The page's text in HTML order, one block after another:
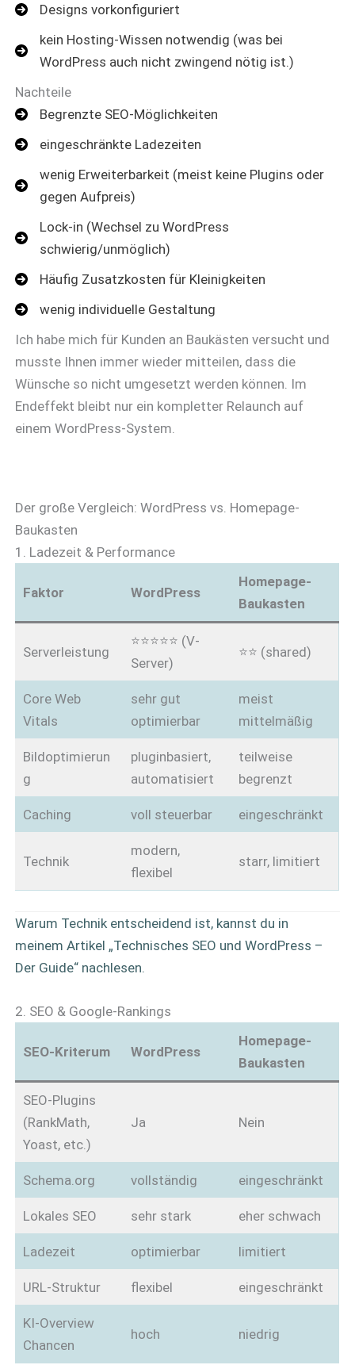
Designs vorkonfiguriert
kein Hosting-Wissen notwendig (was bei
WordPress auch nicht zwingend nötig ist.)
Nachteile
Begrenzte SEO-Möglichkeiten
eingeschränkte Ladezeiten
wenig Erweiterbarkeit (meist keine Plugins oder
gegen Aufpreis)
Lock-in (Wechsel zu WordPress
schwierig/unmöglich)
Häufig Zusatzkosten für Kleinigkeiten
wenig individuelle Gestaltung
Ich habe mich für Kunden an Baukästen versucht und
musste Ihnen immer wieder mitteilen, dass die
Wünsche so nicht umgesetzt werden können. Im
Endeffekt bleibt nur ein kompletter Relaunch auf
einem WordPress-System.
Der große Vergleich: WordPress vs. Homepage-
Baukasten
1. Ladezeit & Performance
Faktor WordPress
Homepage-
Baukasten
Serverleistung
⭐⭐⭐⭐⭐ (V-
Server)
⭐⭐ (shared)
Core Web
Vitals
sehr gut
optimierbar
meist
mittelmäßig
Bildoptimierun
g
pluginbasiert,
automatisiert
teilweise
begrenzt
Caching voll steuerbar eingeschränkt
Technik
modern,
flexibel
starr, limitiert
Warum Technik entscheidend ist, kannst du in
meinem Artikel „Technisches SEO und WordPress –
Der Guide“ nachlesen.
2. SEO & Google-Rankings
SEO-Kriterum WordPress
Homepage-
Baukasten
SEO-Plugins
(RankMath,
Yoast, etc.)
Ja Nein
Schema.org vollständig eingeschränkt
Lokales SEO sehr stark eher schwach
Ladezeit optimierbar limitiert
URL-Struktur flexibel eingeschränkt
KI-Overview
Chancen
hoch niedrig